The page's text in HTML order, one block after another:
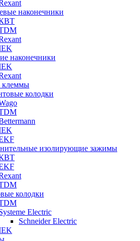
наконечники
наконечники
колодки
изолирующие зажимы
колодки
Electric
Schneider Electric